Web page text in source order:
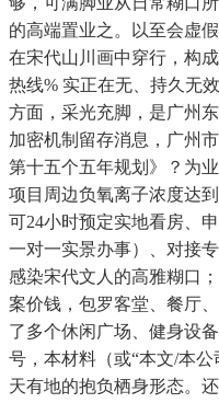
的高端置业之。以至会虚
在宋代山川画中穿行，构
热线% 实正在无、持久无
方面，采光充脚，是广州
加密机制留存消息，广州
第十五个五年规划》？为
项目周边负氧离子浓度达
可24小时预定实地看房、
一对一实景办事）、对接
感染宋代文人的高雅糊口
案价钱，包罗客堂、餐厅
了多个休闲广场、健身设
号，本材料（或“本文/本
天有地的抱负栖身形态。